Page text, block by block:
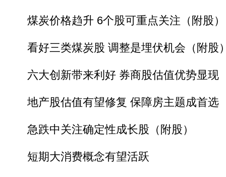
煤炭价格趋升 6个股可重点关注（附股）
看好三类煤炭股 调整是埋伏机会（附股
六大创新带来利好 券商股估值优势显现
地产股估值有望修复 保障房主题成首选
急跌中关注确定性成长股（附股）
短期大消费概念有望活跃